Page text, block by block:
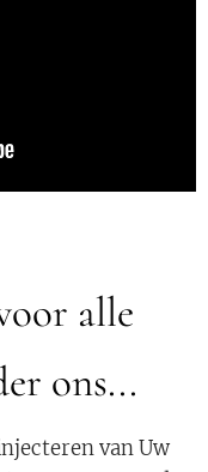
alle
ons...
van Uw